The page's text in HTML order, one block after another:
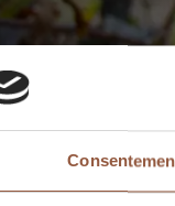
Beaujolais et
du